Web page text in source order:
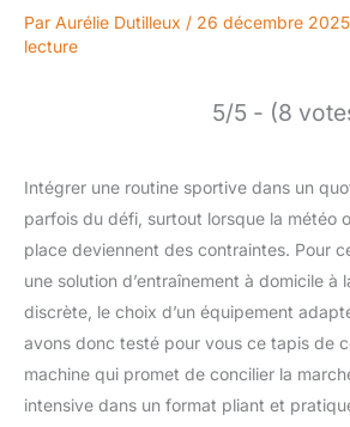
Par Aurélie Dutilleux / 26 décembre 2025
lecture
5/5 - (8
Intégrer une routine sportive dans un
parfois du défi, surtout lorsque la météo
place deviennent des contraintes. Pour
une solution d’entraînement à domicile à
discrète, le choix d’un équipement
avons donc testé pour vous ce tapis de
machine qui promet de concilier la
intensive dans un format pliant et